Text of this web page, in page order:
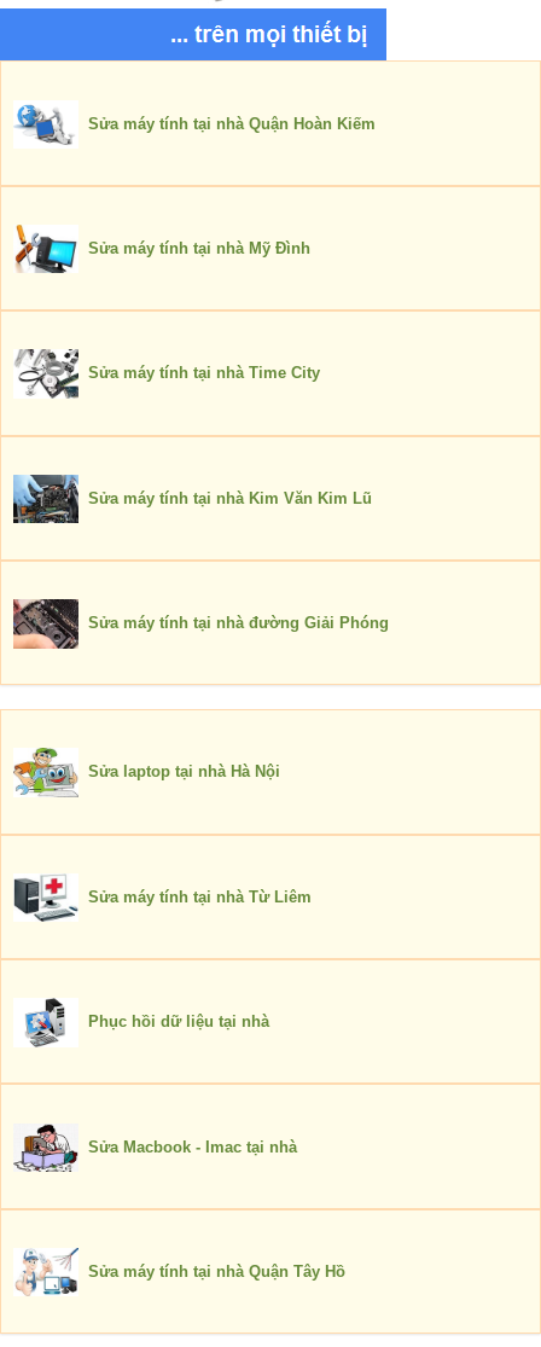
Sửa máy tính tại nhà Quận Hoàn Kiếm
Sửa máy tính tại nhà Mỹ Đình
Sửa máy tính tại nhà Time City
Sửa máy tính tại nhà Kim Văn Kim Lũ
Sửa máy tính tại nhà đường Giải Phóng
Sửa laptop tại nhà Hà Nội
Sửa máy tính tại nhà Từ Liêm
Phục hồi dữ liệu tại nhà
Sửa Macbook - Imac tại nhà
Sửa máy tính tại nhà Quận Tây Hồ